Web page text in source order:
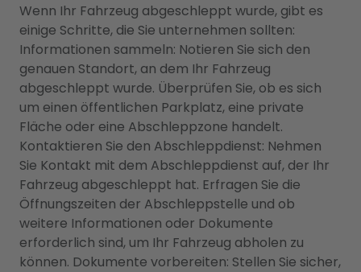
Wenn Ihr Fahrzeug abgeschleppt wurde, gibt es
einige Schritte, die Sie unternehmen sollten:
Informationen sammeln: Notieren Sie sich den
genauen Standort, an dem Ihr Fahrzeug
abgeschleppt wurde. Überprüfen Sie, ob es sich
um einen öffentlichen Parkplatz, eine private
Fläche oder eine Abschleppzone handelt.
Kontaktieren Sie den Abschleppdienst: Nehmen
Sie Kontakt mit dem Abschleppdienst auf, der Ihr
Fahrzeug abgeschleppt hat. Erfragen Sie die
Öffnungszeiten der Abschleppstelle und ob
weitere Informationen oder Dokumente
erforderlich sind, um Ihr Fahrzeug abholen zu
können. Dokumente vorbereiten: Stellen Sie sicher,